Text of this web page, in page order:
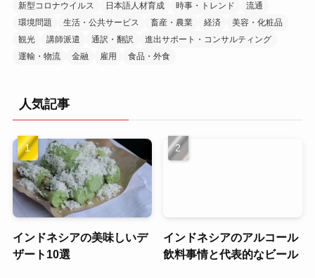
新型コロナウイルス
日本語人材育成 時事・トレンド
流通
環境問題
生活・公共サービス 畜産・農業 経済
美容・化粧品
観光
講師派遣 通訳・翻訳
進出サポート・コンサルティング
運輸・物流
金融 雇用 食品・外食
人気記事
インドネシアの美味しいデ
ザート10選
インドネシアのアルコール
飲料事情と代表的なビール